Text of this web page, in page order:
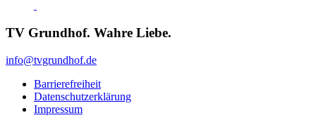
TV Grundhof. Wahre Liebe.
info@tvgrundhof.de
Barrierefreiheit
Datenschutzerklärung
Impressum